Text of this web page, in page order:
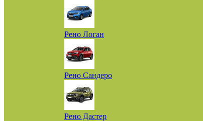
Рено Логан
Рено Сандеро
Рено Дастер